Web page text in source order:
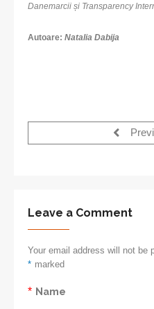
Danemarcii și Transparency
Autoare: Natalia Dabija
Leave a Comment
Your email address will not be
marked
*
Name
*